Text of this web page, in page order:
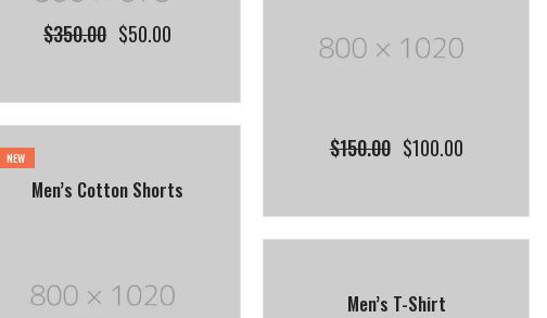
$350.00 $50.00
$150.00 $100.00
NEW
Men’s Cotton Shorts
Men’s T-Shirt